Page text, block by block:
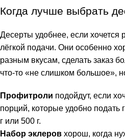
Когда лучше выбрать
Десерты удобнее, если хочется
лёгкой подачи. Они особенно
разным вкусам, сделать заказ
что-то «не слишком большое»,
Профитроли подойдут, если
порций, которые удобно
г или 500 г.
Набор эклеров хорош, когда